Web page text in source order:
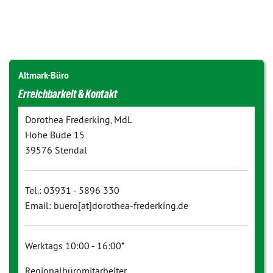
Altmark-Büro
Erreichbarkeit & Kontakt
Dorothea Frederking, MdL
Hohe Bude 15
39576 Stendal
Tel.: 03931 - 5896 330
Email: buero[at]dorothea-frederking.de
Werktags 10:00 - 16:00*
Regionalbüromitarbeiter